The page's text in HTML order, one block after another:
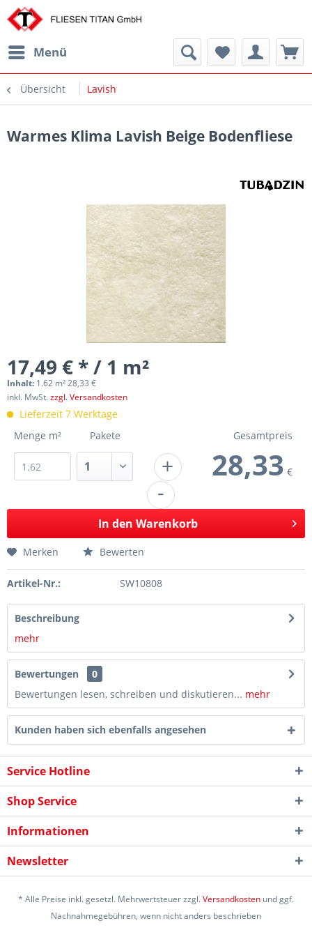
Menü
Übersicht Lavish
Warmes Klima Lavish Beige Bodenfliese
17,49 € * / 1 m²
Inhalt: 1.62 m² 28,33 €
inkl. MwSt.zzgl. Versandkosten
Lieferzeit 7 Werktage
Menge m²
Pakete
+
-
Gesamtpreis
28,33 €
In den Warenkorb
Merken Bewerten
Artikel-Nr.: SW10808
Beschreibung
mehr
Bewertungen
0
Bewertungen lesen, schreiben und diskutieren... mehr
Kunden haben sich ebenfalls angesehen
Service Hotline
Shop Service
Informationen
Newsletter
* Alle Preise inkl. gesetzl. Mehrwertsteuer zzgl.Versandkosten und ggf.
Nachnahmegebühren, wenn nicht anders beschrieben